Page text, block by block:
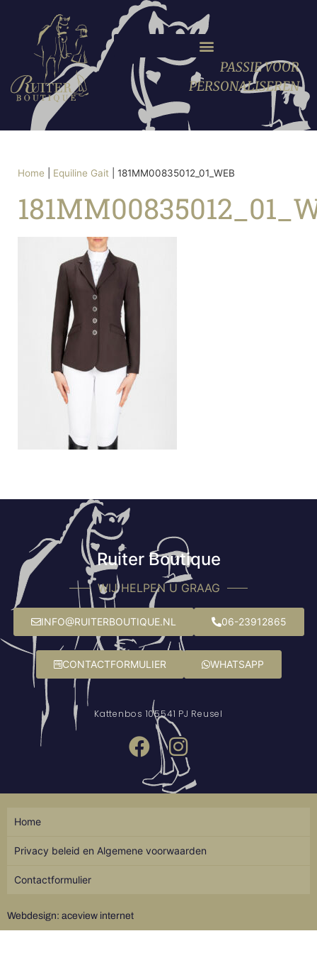
PASSIE VOOR
PERSONALISEREN
Home Equiline Gait 181MM00835012_01_WEB
Ruiter Boutique
WIJ HELPEN U GRAAG
INFO@RUITERBOUTIQUE.NL 06-23912865
CONTACTFORMULIER WHATSAPP
Kattenbos 105541 PJ Reusel
Webdesign: aceview internet
Home
Privacy beleid en Algemene voorwaarden
Contactformulier